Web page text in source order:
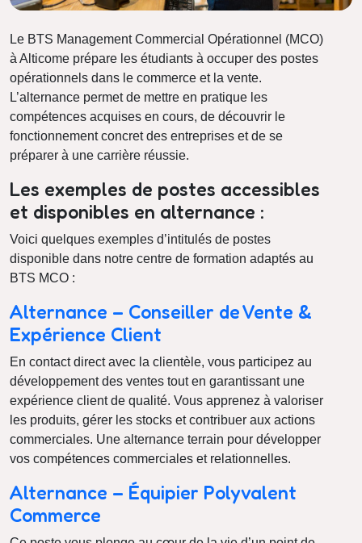
Le BTS Management Commercial Opérationnel (MCO)
à Alticome prépare les étudiants à occuper des postes
opérationnels dans le commerce et la vente.
L’alternance permet de mettre en pratique les
compétences acquises en cours, de découvrir le
fonctionnement concret des entreprises et de se
préparer à une carrière réussie.
Les exemples de postes accessibles
et disponibles en alternance :
Voici quelques exemples d’intitulés de postes
disponible dans notre centre de formation adaptés au
BTS MCO :
Alternance – Conseiller de Vente &
Expérience Client
En contact direct avec la clientèle, vous participez au
développement des ventes tout en garantissant une
expérience client de qualité. Vous apprenez à valoriser
les produits, gérer les stocks et contribuer aux actions
commerciales. Une alternance terrain pour développer
vos compétences commerciales et relationnelles.
Alternance – Équipier Polyvalent
Commerce